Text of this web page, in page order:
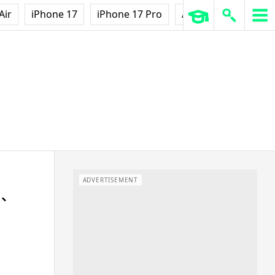
iPhone 17 iPhone 17 Pro AirPods Pro 3
ADVERTISEMENT